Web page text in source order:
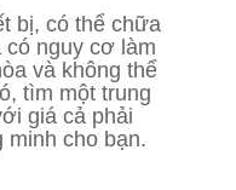
bị, có thể chữa
có nguy cơ làm
và không thể
tìm một trung
giá cả phải
minh cho bạn.